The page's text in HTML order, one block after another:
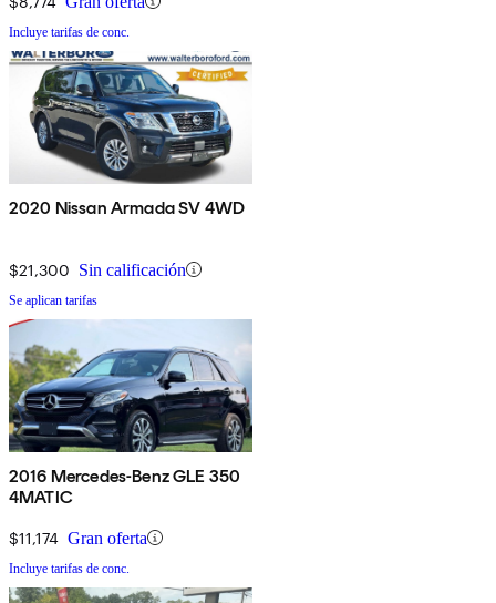
Incluye tarifas de conc.
2020 Nissan Armada SV 4WD
$21,300 Sin calificación
Se aplican tarifas
2016 Mercedes-Benz GLE 350
4MATIC
$11,174 Gran oferta
Incluye tarifas de conc.